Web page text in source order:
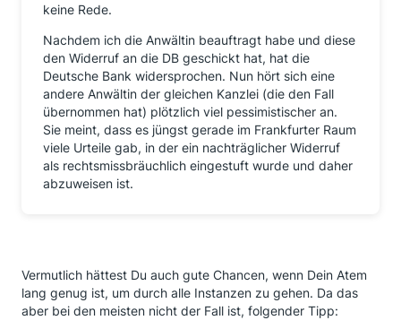
keine Rede.
Nachdem ich die Anwältin beauftragt habe und diese
den Widerruf an die DB geschickt hat, hat die
Deutsche Bank widersprochen. Nun hört sich eine
andere Anwältin der gleichen Kanzlei (die den Fall
übernommen hat) plötzlich viel pessimistischer an.
Sie meint, dass es jüngst gerade im Frankfurter Raum
viele Urteile gab, in der ein nachträglicher Widerruf
als rechtsmissbräuchlich eingestuft wurde und daher
abzuweisen ist.
Vermutlich hättest Du auch gute Chancen, wenn Dein Atem
lang genug ist, um durch alle Instanzen zu gehen. Da das
aber bei den meisten nicht der Fall ist, folgender Tipp: